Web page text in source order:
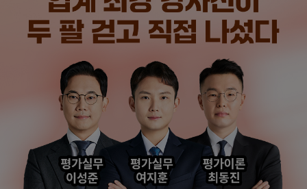
해커스에서 하라고
추천합니다.
해커스의 선생님들의
강의력이 너무 좋았어요.
덕분에 노베이스로
합격할 수 있었습니다.
해커스의 선생님들이
직접 답안을 봐주시고
피드백 해주셔서 합격할
수 있었습니다.